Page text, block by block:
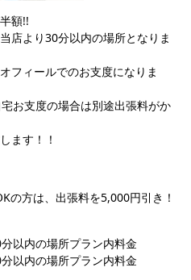
額!!
店より30分以内の場所となりま
フィールでのお支度になりま
お支度の場合は別途出張料がか
ます！！
の方は、出張料を5,000円引き！
以内の場所プラン内料金
以内の場所プラン内料金